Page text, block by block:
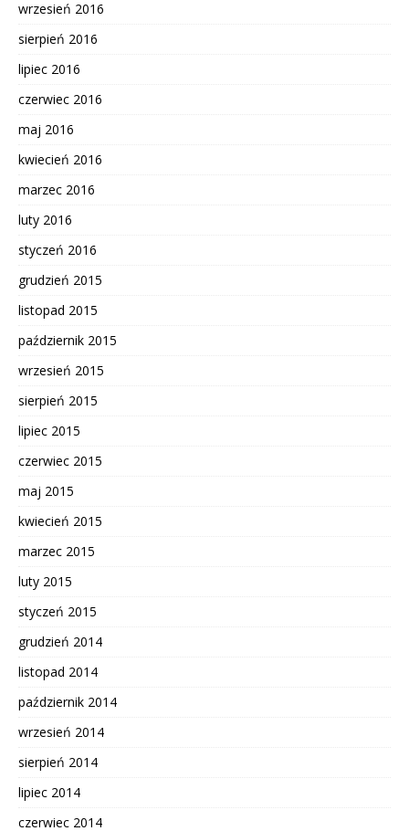
wrzesień 2016
sierpień 2016
lipiec 2016
czerwiec 2016
maj 2016
kwiecień 2016
marzec 2016
luty 2016
styczeń 2016
grudzień 2015
listopad 2015
październik 2015
wrzesień 2015
sierpień 2015
lipiec 2015
czerwiec 2015
maj 2015
kwiecień 2015
marzec 2015
luty 2015
styczeń 2015
grudzień 2014
listopad 2014
październik 2014
wrzesień 2014
sierpień 2014
lipiec 2014
czerwiec 2014